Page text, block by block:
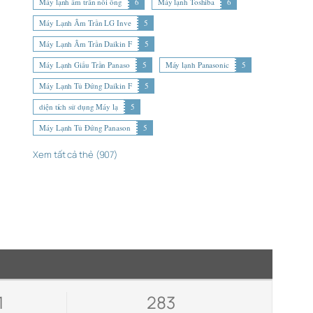
Máy Lạnh Âm Trần LG Inve
5
Máy Lạnh Âm Trần Daikin F
5
Máy Lạnh Giấu Trần Panaso
5 Máy lạnh Panasonic
5
Máy Lạnh Tủ Đứng Daikin F
5
diện tích sử dụng Máy lạ
5
Máy Lạnh Tủ Đứng Panason
5
Xem tất cả thẻ (907)
283